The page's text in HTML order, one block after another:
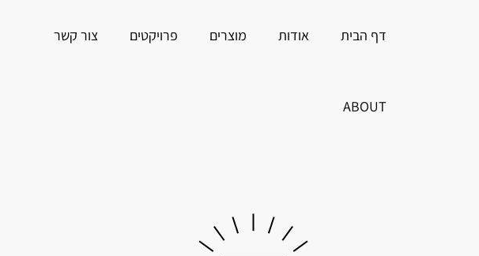
דף הבית אודות מוצרים פרויקטים צור קשר
ABOUT